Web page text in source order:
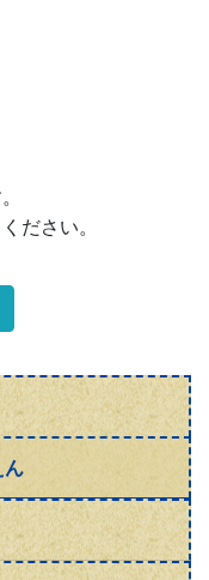
ん
ださい。